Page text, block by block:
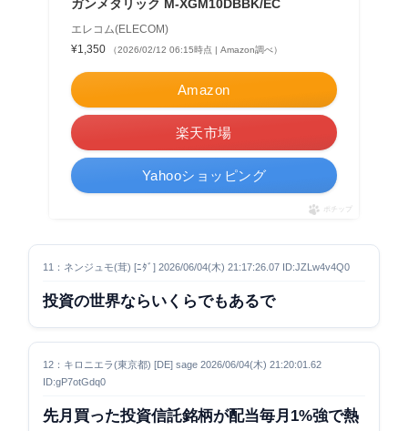
ガンメタリック M-XGM10DBBK/EC
エレコム(ELECOM)
¥1,350
（2026/02/12 06:15時点 | Amazon調べ）
Amazon
楽天市場
Yahooショッピング
ポチップ
11：ネンジュモ(茸) [ﾆﾀﾞ] 2026/06/04(木) 21:17:26.07 ID:JZLw4v4Q0
投資の世界ならいくらでもあるで
12：キロニエラ(東京都) [DE] sage 2026/06/04(木) 21:20:01.62
ID:gP7otGdq0
先月買った投資信託銘柄が配当毎月1%強で熱